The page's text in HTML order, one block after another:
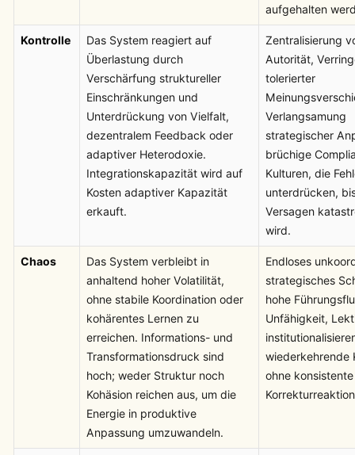
aufgehalten
Kontrolle
Das System reagiert auf
Überlastung durch
Verschärfung struktureller
Einschränkungen und
Unterdrückung von Vielfalt,
dezentralem Feedback oder
adaptiver Heterodoxie.
Integrationskapazität wird auf
Kosten adaptiver Kapazität
erkauft.
Zentralisierung
Autorität,
tolerierter
Verlangsamung
strategischer
brüchige
Kulturen, die
unterdrücken,
Versagen
wird.
Chaos
Das System verbleibt in
anhaltend hoher Volatilität,
ohne stabile Koordination oder
kohärentes Lernen zu
erreichen. Informations- und
Transformationsdruck sind
hoch; weder Struktur noch
Kohäsion reichen aus, um die
Energie in produktive
Anpassung umzuwandeln.
Endloses
strategisches
hohe
Unfähigkeit,
wiederkehrende
ohne konsistente